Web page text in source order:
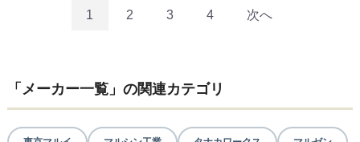
1 2 3 4 次へ
「メーカー一覧」の関連カテゴリ